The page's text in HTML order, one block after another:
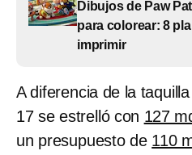
Dibujos de Paw
para colorear: 8
imprimir
A diferencia de la
17 se estrelló con 127
un presupuesto de 110